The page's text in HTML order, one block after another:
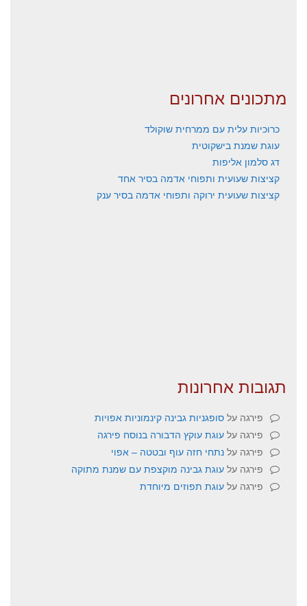
מתכונים אחרונים
כרוכיות עלית עם ממרחית שוקולד
עוגת שמנת בישקוטית
דג סלמון אליפות
קציצות שעועית ותפוחי אדמה בסיר אחד
קציצות שעועית ירוקה ותפוחי אדמה בסיר ענק
תגובות אחרונות
פירגה על סופגניות גבינה קינמוניות אפויות
פירגה על עוגת עוקץ הדבורה בנוסח פירגה
פירגה על נתחי חזה עוף ובטטה – אפוי
פירגה על עוגת גבינה מוקצפת עם שמנת מתוקה
פירגה על עוגת תפוזים מיוחדת